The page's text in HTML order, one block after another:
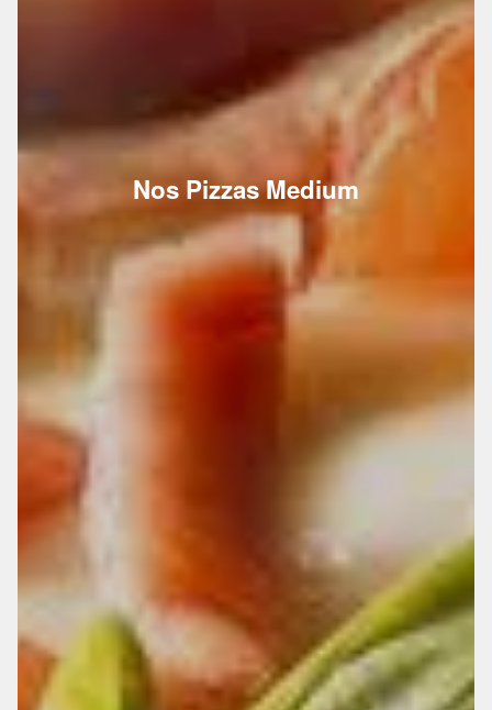
Nos Pizzas Medium